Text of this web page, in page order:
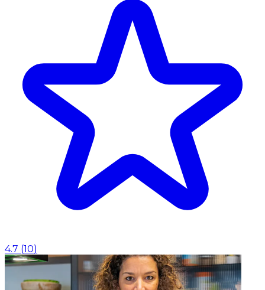
4.7 (10)